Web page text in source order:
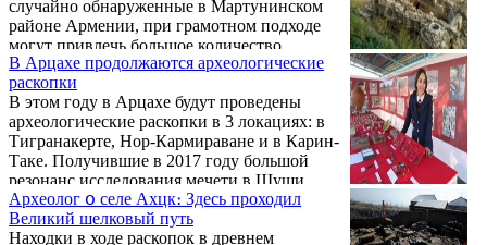
отметив, что здесь будет великолепный
музей, который привлечет множество
туристов.
случайно обнаруженные в Мартунинском
районе Армении, при грамотном подходе
могут привлечь большое количество
туристов.
В Арцахе продолжаются археологические
раскопки
В этом году в Арцахе будут проведены
археологические раскопки в 3 локациях: в
Тигранакерте, Нор-Кармираване и в Карин-
Таке. Получившие в 2017 году большой
резонанс исследования мечети в Шуши
завершены, реставрация мечети в Шуши и
храмового комплекса в Дадиванке
продолжится.
Археолог օ селе Ахцк։ Здесь проходил
Великий шелковый путь
Находки в ходе раскопок в древнем